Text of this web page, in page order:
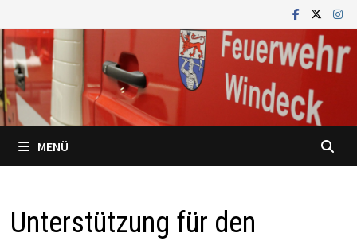
Inhalt
springen
MENÜ
Unterstützung für den